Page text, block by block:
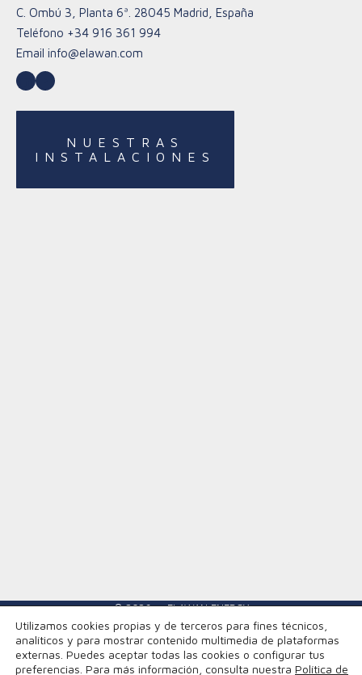
C. Ombú 3, Planta 6ª. 28045 Madrid, España
Teléfono +34 916 361 994
Email info@elawan.com
LinkedIn
YouTube
NUESTRAS
INSTALACIONES
© 2026 — ELAWAN ENERGY
Canal de Denuncias Política de privacidad
Utilizamos cookies propias y de terceros para fines técnicos,
analíticos y para mostrar contenido multimedia de plataformas
externas. Puedes aceptar todas las cookies o configurar tus
preferencias. Para más información, consulta nuestra Política de